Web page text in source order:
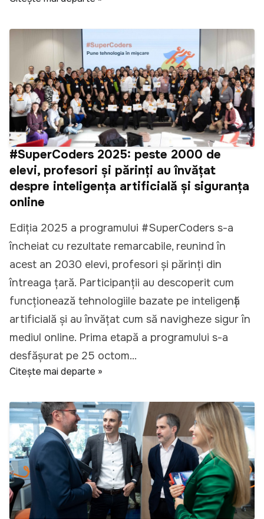
#SuperCoders 2025: peste 2000 de
elevi, profesori și părinți au învățat
despre inteligența artificială și siguranța
online
Ediția 2025 a programului #SuperCoders s-a
încheiat cu rezultate remarcabile, reunind în
acest an 2030 elevi, profesori și părinți din
întreaga țară. Participanții au descoperit cum
funcționează tehnologiile bazate pe inteligență
artificială și au învățat cum să navigheze sigur în
mediul online. Prima etapă a programului s-a
desfășurat pe 25 octom...
Citește mai departe »